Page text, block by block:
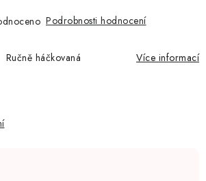
Podrobnosti hodnocení
háčkovaná Více informací